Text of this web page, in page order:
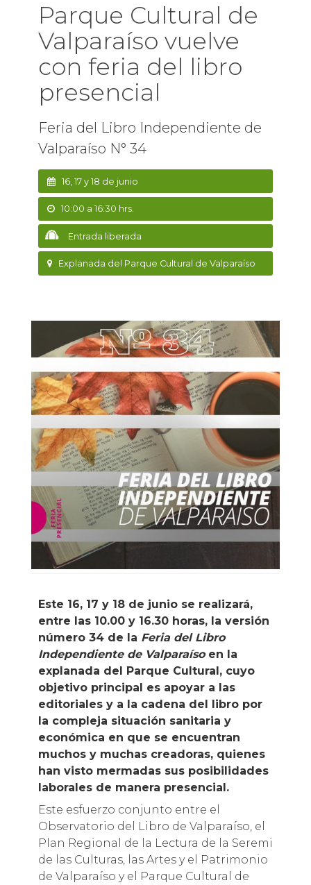
Parque Cultural de
Valparaíso vuelve
con feria del libro
presencial
Feria del Libro Independiente de
Valparaíso N° 34
16, 17 y 18 de junio
10:00 a 16:30 hrs.
Entrada liberada
Explanada del Parque Cultural de Valparaíso
Este 16, 17 y 18 de junio se realizará,
entre las 10.00 y 16.30 horas, la versión
número 34 de la Feria del Libro
Independiente de Valparaísoen la
explanada del Parque Cultural, cuyo
objetivo principal es apoyar a las
editoriales y a la cadena del libro por
la compleja situación sanitaria y
económica en que se encuentran
muchos y muchas creadoras, quienes
han visto mermadas sus posibilidades
laborales de manera presencial.
Este esfuerzo conjunto entre el
Observatorio del Libro de Valparaíso, el
Plan Regional de la Lectura de la Seremi
de las Culturas, las Artes y el Patrimonio
de Valparaíso y el Parque Cultural de